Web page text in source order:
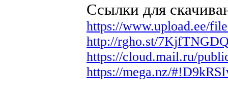
Ссылки для
https://www.upload.ee/
http://rgho.st/
https://cloud.mail.ru/
https://mega.nz/